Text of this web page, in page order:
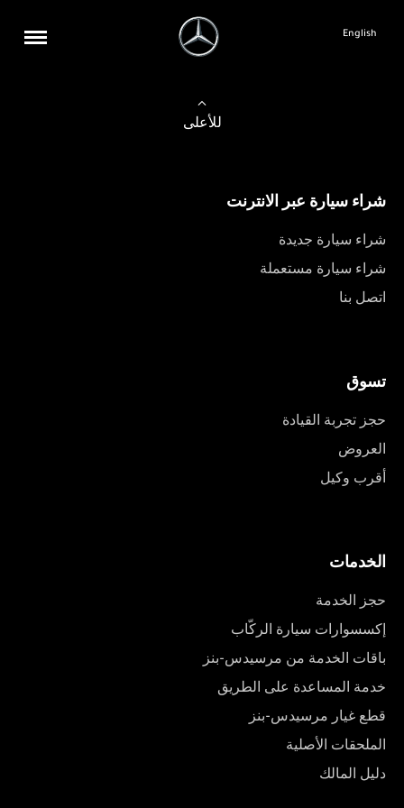
English
للأعلى
شراء سيارة عبر الانترنت
شراء سيارة جديدة
شراء سيارة مستعملة
اتصل بنا
تسوق
حجز تجربة القيادة
العروض
أقرب وكيل
الخدمات
حجز الخدمة
إكسسوارات سيارة الركّاب
باقات الخدمة من مرسيدس-بنز
خدمة المساعدة على الطريق
قطع غيار مرسيدس-بنز
الملحقات الأصلية
دليل المالك